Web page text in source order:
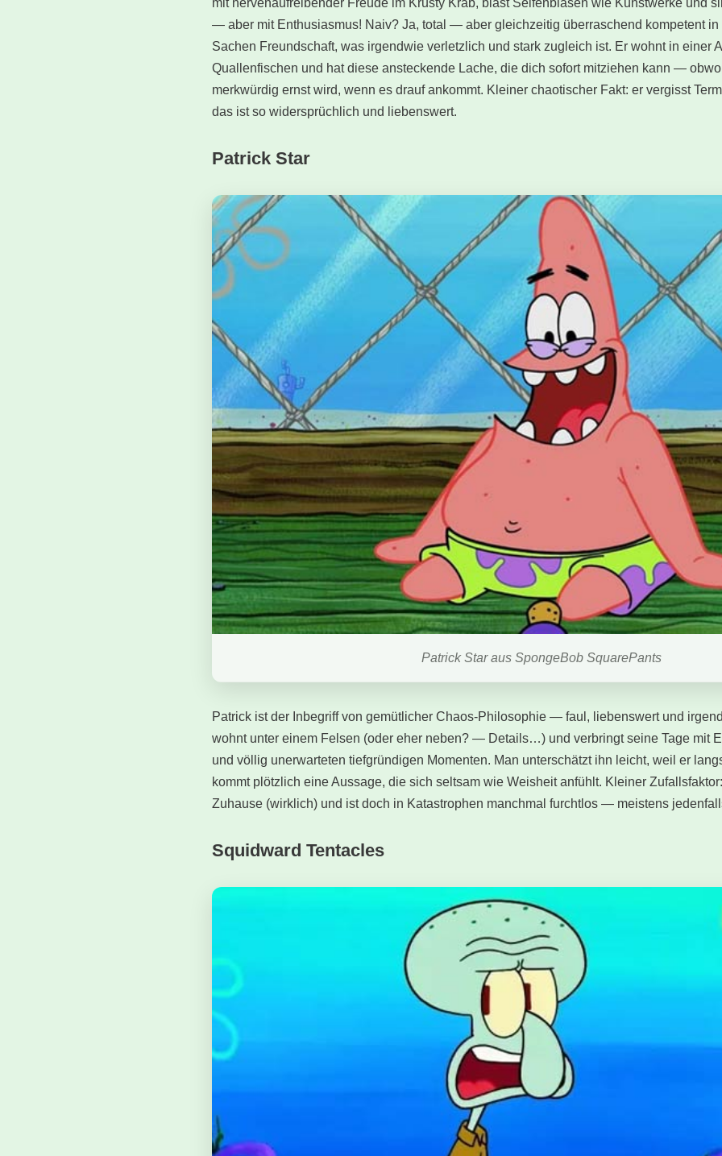
mit nervenaufreibender Freude im Krusty Krab, bläst Seifenblasen wie Kunstwerke und
— aber mit Enthusiasmus! Naiv? Ja, total — aber gleichzeitig überraschend kompetent
Sachen Freundschaft, was irgendwie verletzlich und stark zugleich ist. Er wohnt in einer
Quallenfischen und hat diese ansteckende Lache, die dich sofort mitziehen kann —
merkwürdig ernst wird, wenn es drauf ankommt. Kleiner chaotischer Fakt: er vergisst
das ist so widersprüchlich und liebenswert.
Patrick Star
Patrick Star aus SpongeBob SquarePants
Patrick ist der Inbegriff von gemütlicher Chaos-Philosophie — faul, liebenswert und
wohnt unter einem Felsen (oder eher neben? — Details…) und verbringt seine Tage mit
und völlig unerwarteten tiefgründigen Momenten. Man unterschätzt ihn leicht, weil er
kommt plötzlich eine Aussage, die sich seltsam wie Weisheit anfühlt. Kleiner
Zuhause (wirklich) und ist doch in Katastrophen manchmal furchtlos — meistens
Squidward Tentacles